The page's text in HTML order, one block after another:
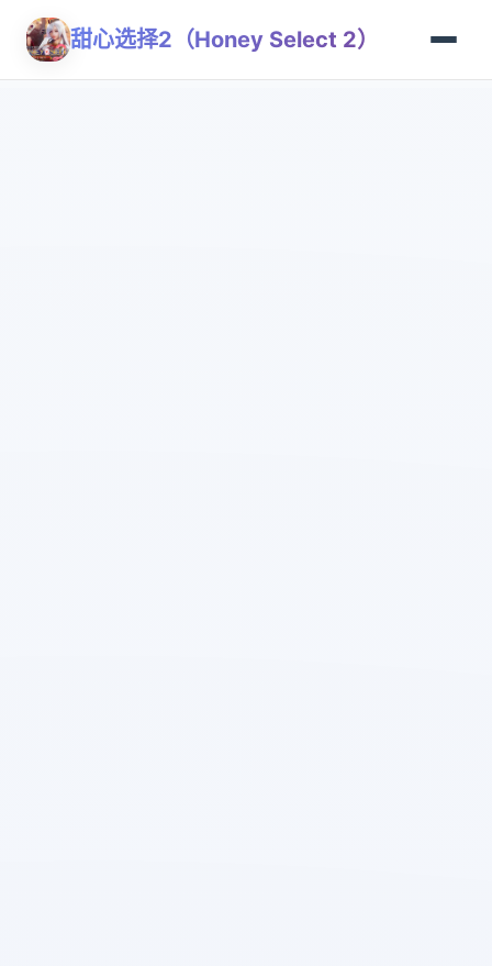
甜心选择2（Honey Select 2）